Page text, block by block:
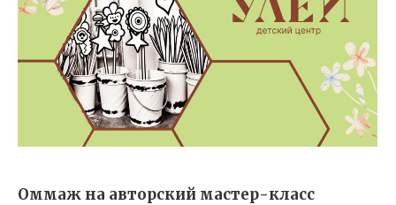
Оммаж на авторский мастер-класс